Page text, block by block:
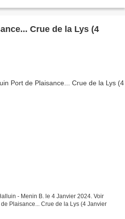
Crue de la Lys (4
- Menin B. le 4 Janvier 2024. Voir
Plaisance... Crue de la Lys (4 Janvier